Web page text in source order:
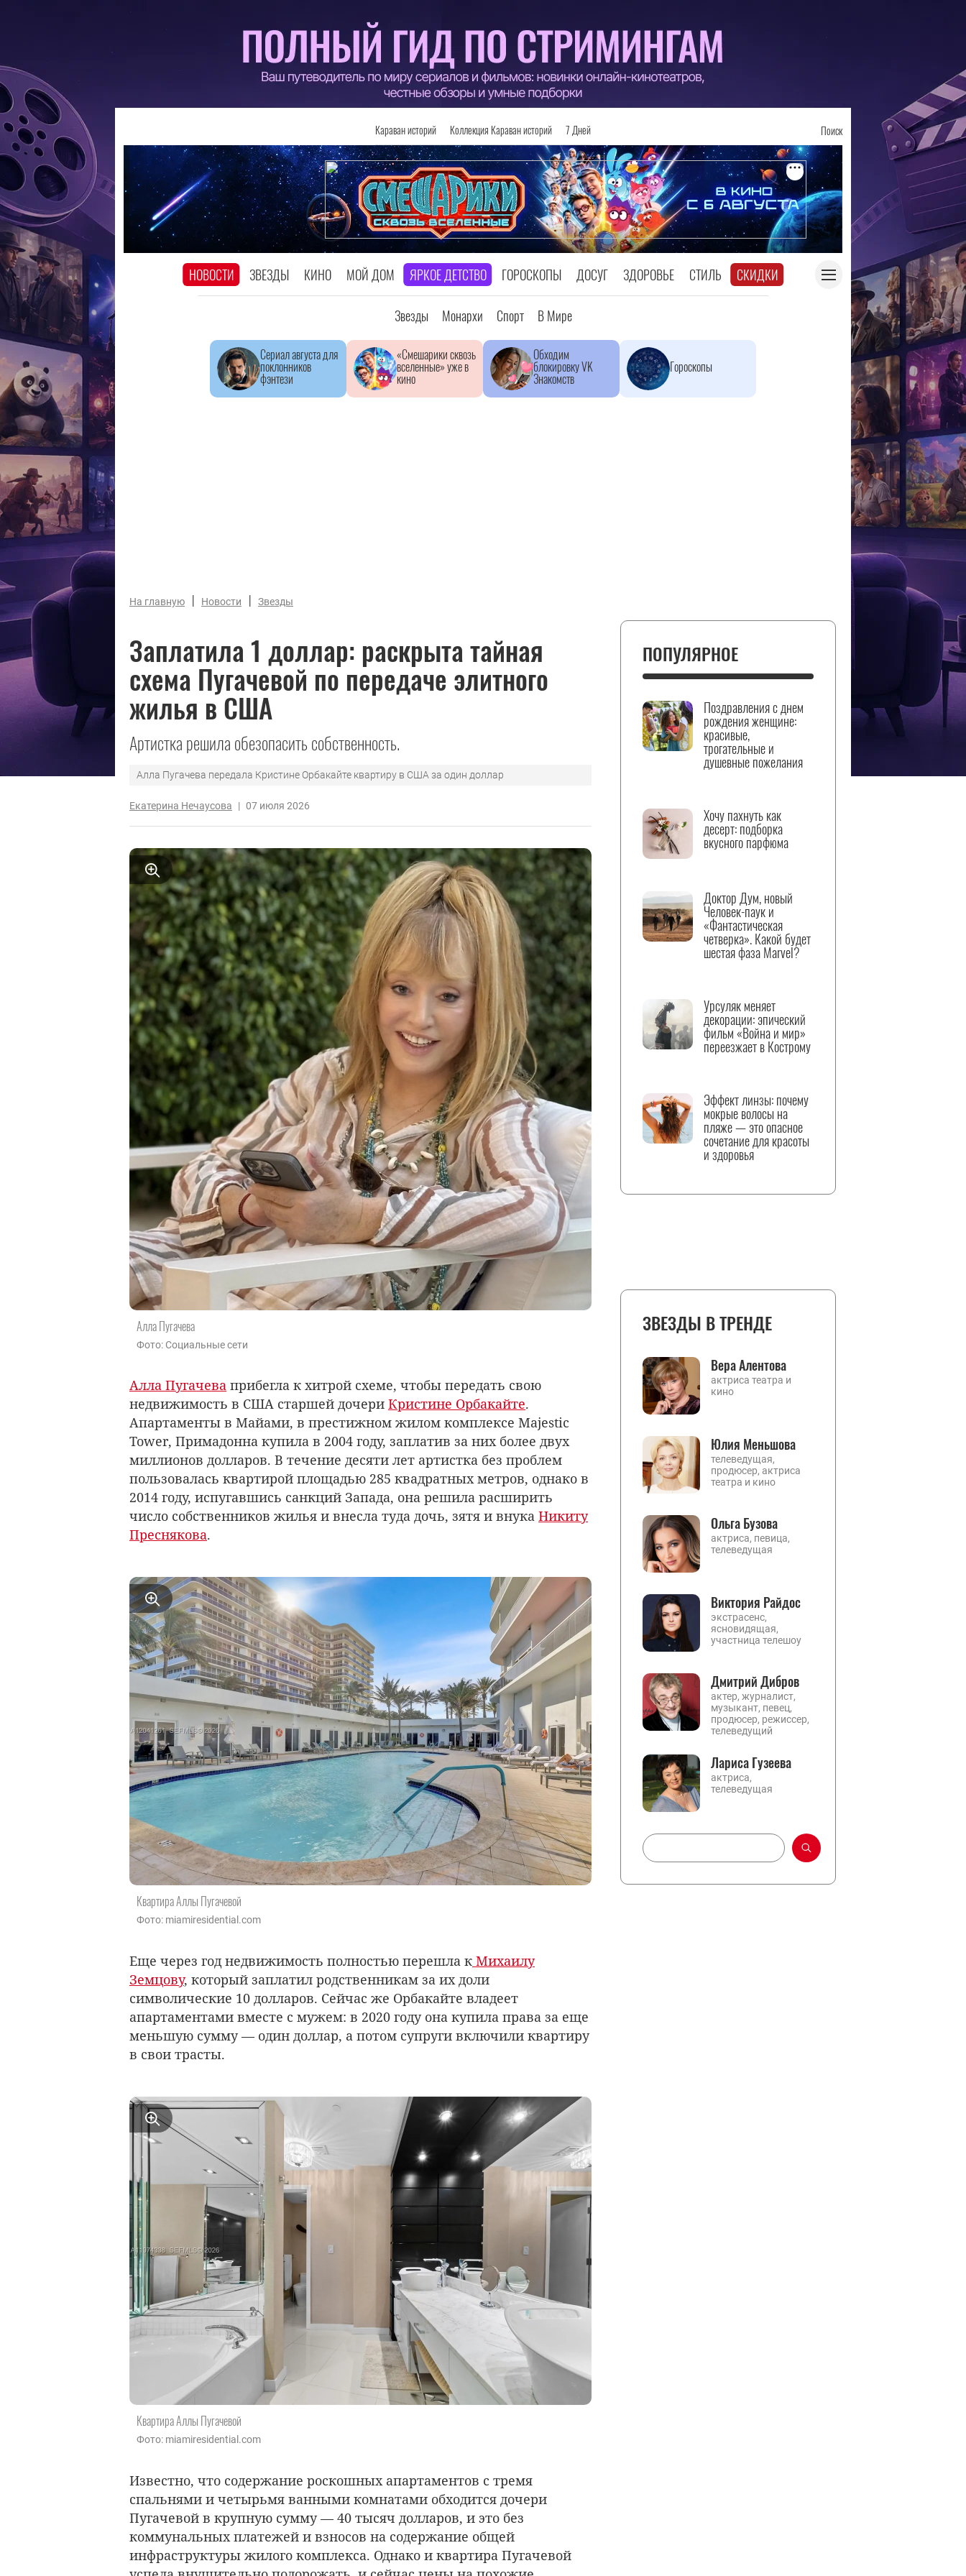
Караван историй Коллекция Караван историй 7 Дней Поиск
НОВОСТИ ЗВЕЗДЫ КИНО МОЙ ДОМ ЯРКОЕ ДЕТСТВО ГОРОСКОПЫ ДОСУГ ЗДОРОВЬЕ СТИЛЬ СКИДКИ
Звезды Монархи Спорт В Мире
Сериал августа для
поклонников
фэнтези
«Смешарики сквозь
вселенные» уже в
кино
Обходим
блокировку VK
Знакомств
Гороскопы
На главную | Новости | Звезды
Заплатила 1 доллар: раскрыта тайная
схема Пугачевой по передаче элитного
жилья в США
Артистка решила обезопасить собственность.
Алла Пугачева передала Кристине Орбакайте квартиру в США за один доллар
Екатерина Нечаусова | 07 июля 2026
Алла Пугачева
Фото: Социальные сети
Алла Пугачева прибегла к хитрой схеме, чтобы передать свою
недвижимость в США старшей дочери Кристине Орбакайте.
Апартаменты в Майами, в престижном жилом комплексе Majestic
Tower, Примадонна купила в 2004 году, заплатив за них более двух
миллионов долларов. В течение десяти лет артистка без проблем
пользовалась квартирой площадью 285 квадратных метров, однако в
2014 году, испугавшись санкций Запада, она решила расширить
число собственников жилья и внесла туда дочь, зятя и внука Никиту
Преснякова.
Квартира Аллы Пугачевой
Фото: miamiresidential.com
Еще через год недвижимость полностью перешла к Михаилу
Земцову, который заплатил родственникам за их доли
символические 10 долларов. Сейчас же Орбакайте владеет
апартаментами вместе с мужем: в 2020 году она купила права за еще
меньшую сумму — один доллар, а потом супруги включили квартиру
в свои трасты.
Квартира Аллы Пугачевой
Фото: miamiresidential.com
Известно, что содержание роскошных апартаментов с тремя
спальнями и четырьмя ванными комнатами обходится дочери
Пугачевой в крупную сумму — 40 тысяч долларов, и это без
коммунальных платежей и взносов на содержание общей
инфраструктуры жилого комплекса. Однако и квартира Пугачевой
ПОПУЛЯРНОЕ
Поздравления с днем
рождения женщине:
красивые,
трогательные и
душевные пожелания
Хочу пахнуть как
десерт: подборка
вкусного парфюма
Доктор Дум, новый
Человек-паук и
«Фантастическая
четверка». Какой будет
шестая фаза Marvel?
Урсуляк меняет
декорации: эпический
фильм «Война и мир»
переезжает в Кострому
Эффект линзы: почему
мокрые волосы на
пляже — это опасное
сочетание для красоты
и здоровья
ЗВЕЗДЫ В ТРЕНДЕ
Вера Алентова
актриса театра и
кино
Юлия Меньшова
телеведущая,
продюсер, актриса
театра и кино
Ольга Бузова
актриса, певица,
телеведущая
Виктория Райдос
экстрасенс,
ясновидящая,
участница телешоу
Дмитрий Дибров
актер, журналист,
музыкант, певец,
продюсер, режиссер,
телеведущий
Лариса Гузеева
актриса,
телеведущая